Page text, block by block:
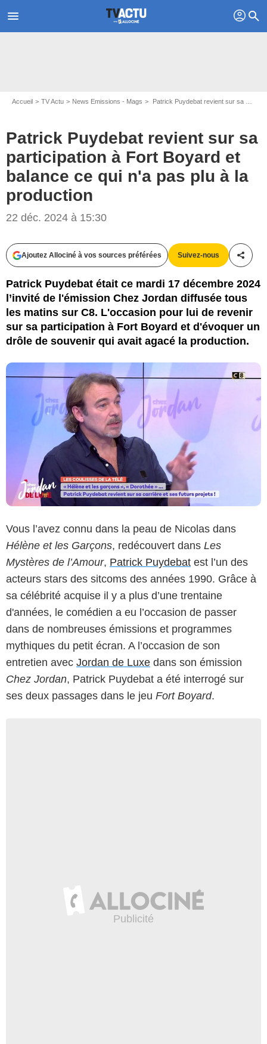
menu profil search
Accueil TV Actu News Emissions - Mags Patrick Puydebat revient sur sa participation à Fort Boyard et balance ce qui n'a pas plu à la production
Patrick Puydebat revient sur sa
participation à Fort Boyard et
balance ce qui n'a pas plu à la
production
22 déc. 2024 à 15:30
Ajoutez Allociné à vos sources préférées Suivez-nous
Patrick Puydebat était ce mardi 17 décembre 2024
l’invité de l'émission Chez Jordan diffusée tous
les matins sur C8. L'occasion pour lui de revenir
sur sa participation à Fort Boyard et d'évoquer un
drôle de souvenir qui avait agacé la production.
Vous l’avez connu dans la peau de Nicolas dans
Hélène et les Garçons, redécouvert dans Les
Mystères de l’Amour, Patrick Puydebat est l’un des
acteurs stars des sitcoms des années 1990. Grâce à
sa célébrité acquise il y a plus d’une trentaine
d'années, le comédien a eu l’occasion de passer
dans de nombreuses émissions et programmes
mythiques du petit écran. A l’occasion de son
entretien avec Jordan de Luxe dans son émission
Chez Jordan, Patrick Puydebat a été interrogé sur
ses deux passages dans le jeu Fort Boyard.